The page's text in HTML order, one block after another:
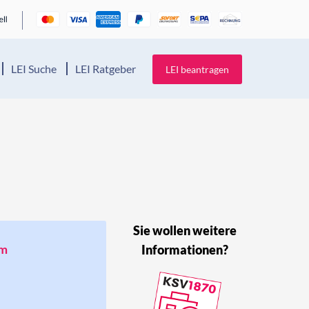
LEI Suche LEI Ratgeber LEI beantragen
Sie wollen weitere
Informationen?